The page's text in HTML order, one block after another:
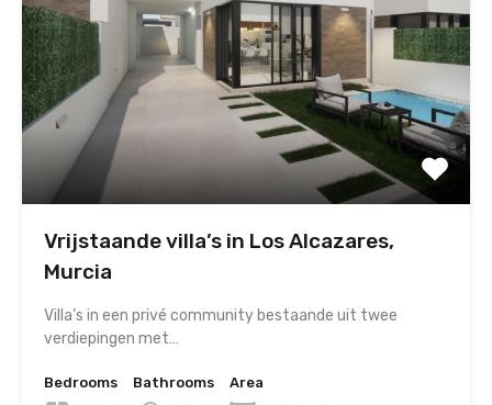
Vrijstaande villa’s in Los Alcazares,
Murcia
Villa’s in een privé community bestaande uit twee
verdiepingen met…
Bedrooms
Bathrooms
Area